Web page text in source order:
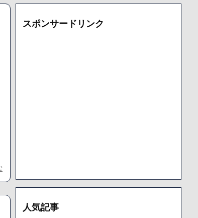
り、本人ではないとの憶測が広がる
家電量販店のノジマに買収されてしまう
ュアがヤバすぎるｗｗｗｗｗｗ「こんな高いの？ｗ
るんだけどさ
なことを言われてきたけど子無しの原因は親の教え
スポンサードリンク
人気記事